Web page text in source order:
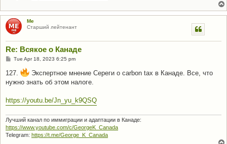
Me
Старший лейтенант
Re: Всякое о Канаде
P
s
t
Tue Apr 18, 2023 6:25 pm
127.
Экспертное мнение Сереги о carbon tax в Канаде. Все, что
нужно знать об этом налоге.
https://youtu.be/Jn_yu_k9QSQ
Лучший канал по иммиграции и адаптации в Канаде:
https://www.youtube.com/c/GeorgeK_Canada
Telegram: https://t.me/George_K_Canada